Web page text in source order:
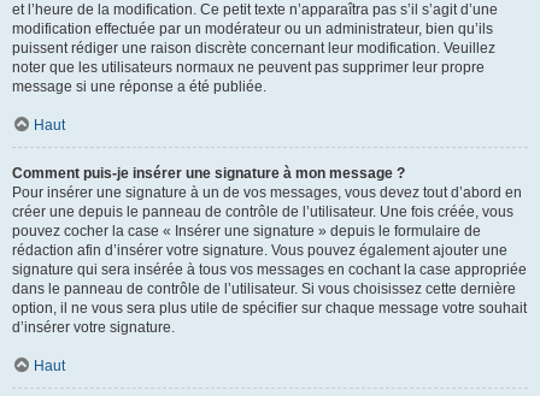
et l’heure de la modification. Ce petit texte n’apparaîtra pas s’il s’agit d’une
modification effectuée par un modérateur ou un administrateur, bien qu’ils
puissent rédiger une raison discrète concernant leur modification. Veuillez
noter que les utilisateurs normaux ne peuvent pas supprimer leur propre
message si une réponse a été publiée.
Haut
Comment puis-je insérer une signature à mon message ?
Pour insérer une signature à un de vos messages, vous devez tout d’abord en
créer une depuis le panneau de contrôle de l’utilisateur. Une fois créée, vous
pouvez cocher la case « Insérer une signature » depuis le formulaire de
rédaction afin d’insérer votre signature. Vous pouvez également ajouter une
signature qui sera insérée à tous vos messages en cochant la case appropriée
dans le panneau de contrôle de l’utilisateur. Si vous choisissez cette dernière
option, il ne vous sera plus utile de spécifier sur chaque message votre souhait
d’insérer votre signature.
Haut